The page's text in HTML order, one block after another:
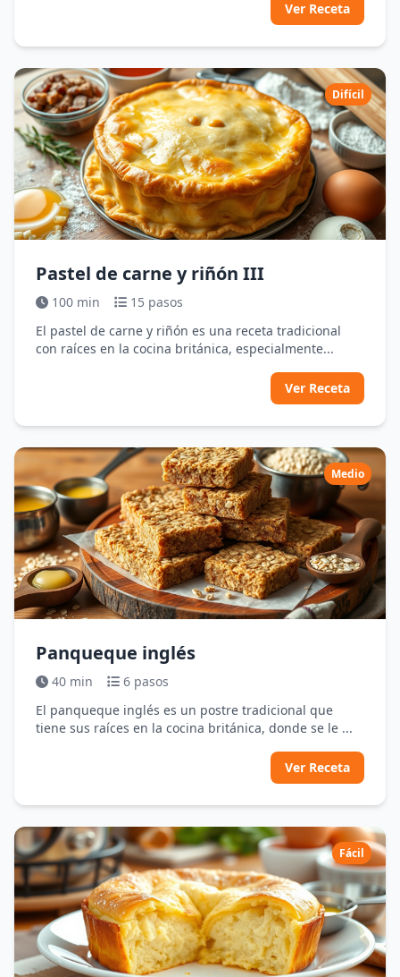
Ver Receta
Difícil
Pastel de carne y riñón III
100 min
15 pasos
El pastel de carne y riñón es una receta tradicional
con raíces en la cocina británica, especialmente...
Ver Receta
Medio
Panqueque inglés
40 min
6 pasos
El panqueque inglés es un postre tradicional que
tiene sus raíces en la cocina británica, donde se le ...
Ver Receta
Fácil